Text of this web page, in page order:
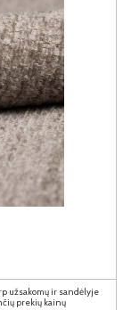
užsakomų ir sandėlyje
prekių kainų